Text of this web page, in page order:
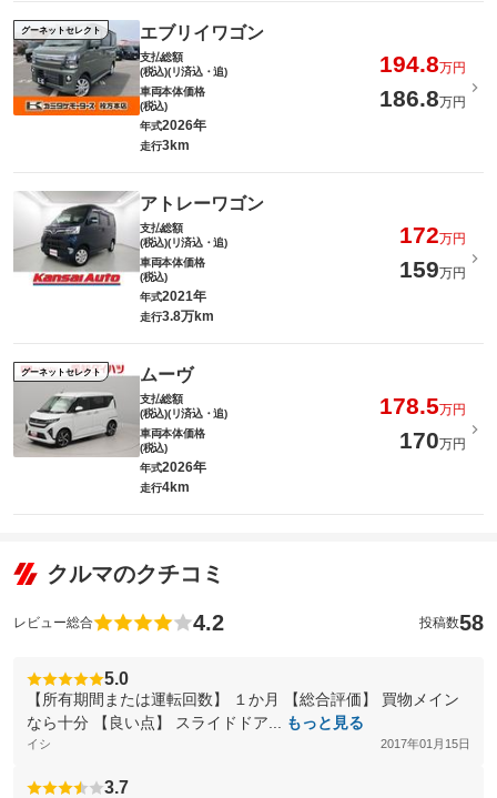
グーネットセレクト エブリイワゴン
支払総額
(税込)(リ済込・追)
194.8万円
車両本体価格
(税込)
186.8万円
年式2026年
走行3km
アトレーワゴン
支払総額
(税込)(リ済込・追)
172万円
車両本体価格
(税込)
159万円
年式2021年
走行3.8万km
グーネットセレクト ムーヴ
支払総額
(税込)(リ済込・追)
178.5万円
車両本体価格
(税込)
170万円
年式2026年
走行4km
クルマのクチコミ
レビュー総合 4.2 投稿数58
5.0
【所有期間または運転回数】 １か月 【総合評価】 買物メイン
なら十分 【良い点】 スライドドア...
もっと見る
イシ 2017年01月15日
3.7